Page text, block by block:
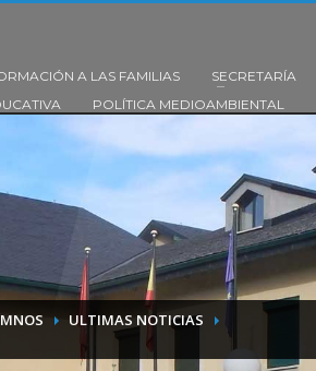
A LAS FAMILIAS SECRETARÍA
POLÍTICA MEDIOAMBIENTAL
ULTIMAS NOTICIAS